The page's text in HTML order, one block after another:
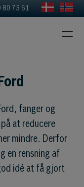
80 73 61
fanger og
at reducere
mindre. Derfor
en rensning af
idé at få gjort